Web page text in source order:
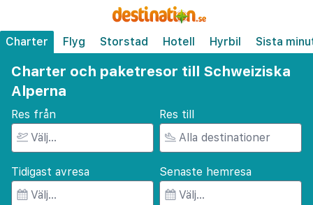
Charter Flyg Storstad Hotell Hyrbil Sista
Charter och paketresor till Schweiziska
Alperna
Res från Res till
Tidigast avresa Senaste hemresa